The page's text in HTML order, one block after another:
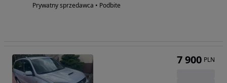
Prywatny sprzedawca • Podbite
7 900 PLN